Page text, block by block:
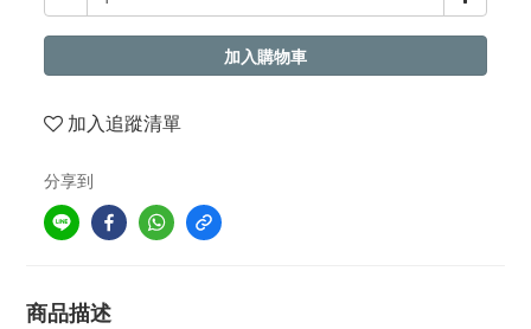
加入購物車
加入追蹤清單
分享到
商品描述